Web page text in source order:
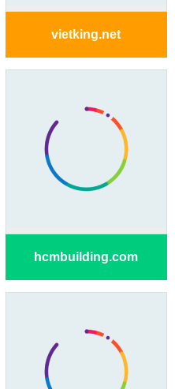
vietking.net
hcmbuilding.com